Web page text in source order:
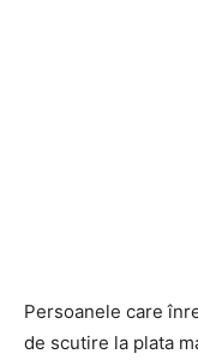
Persoanele care
de scutire la plata